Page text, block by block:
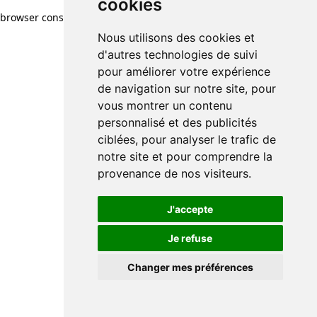
cookies
Nous utilisons des cookies et
d'autres technologies de suivi
pour améliorer votre expérience
de navigation sur notre site, pour
vous montrer un contenu
personnalisé et des publicités
ciblées, pour analyser le trafic de
notre site et pour comprendre la
provenance de nos visiteurs.
J'accepte
Je refuse
Changer mes préférences
browser console for more information)